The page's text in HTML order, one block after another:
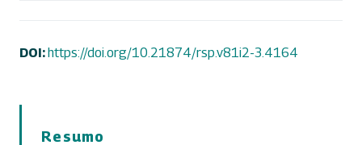
DOI:https://doi.org/10.21874/rsp.v81i2-3.4164
Resumo